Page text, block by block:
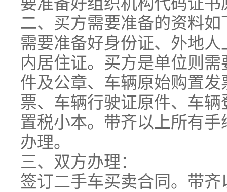
二、买方需要准备的资料如
需要准备好身份证、外地
内居住证。买方是单位则
件及公章、车辆原始购置
票、车辆行驶证原件、车
置税小本。带齐以上所有
办理。
三、双方办理：
签订二手车买卖合同。带